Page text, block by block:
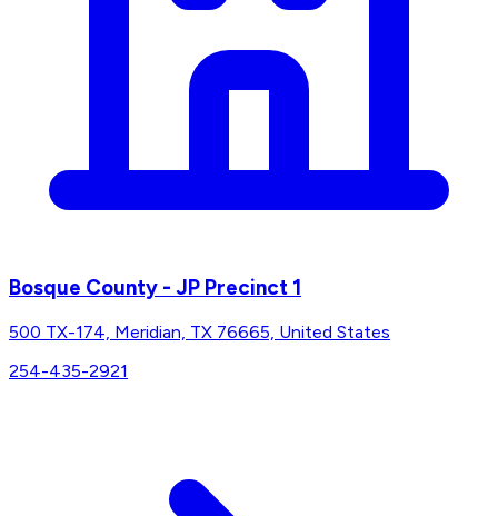
Bosque County - JP Precinct 1
500 TX-174, Meridian, TX 76665, United States
254-435-2921